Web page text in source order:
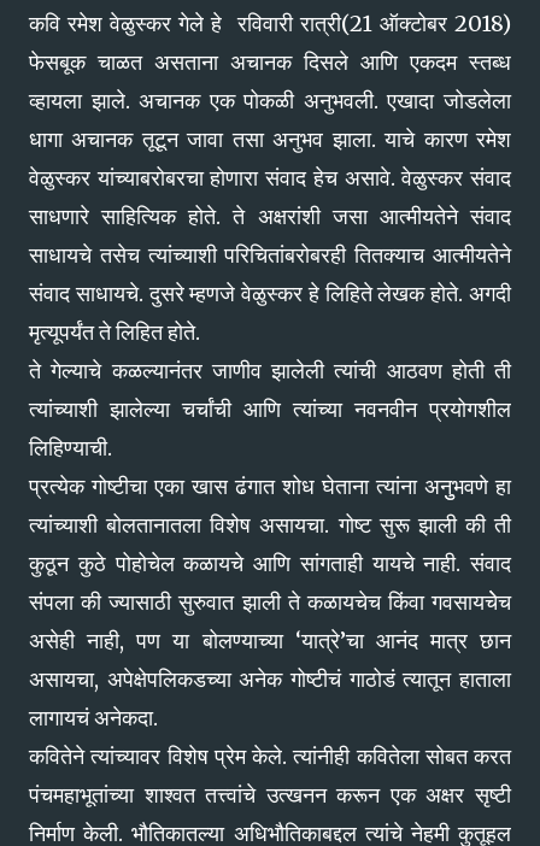
कवि रमेश वेळुस्कर गेले हे रविवारी रात्री(21 ऑक्टोबर 2018)
फेसबूक चाळत असताना अचानक दिसले आणि एकदम स्तब्ध
व्हायला झाले. अचानक एक पोकळी अनुभवली. एखादा जोडलेला
धागा अचानक तूटून जावा तसा अनुभव झाला. याचे कारण रमेश
वेळुस्कर यांच्याबरोबरचा होणारा संवाद हेच असावे. वेळुस्कर संवाद
साधणारे साहित्यिक होते. ते अक्षरांशी जसा आत्मीयतेने संवाद
साधायचे तसेच त्यांच्याशी परिचितांबरोबरही तितक्याच आत्मीयतेने
संवाद साधायचे. दुसरे म्हणजे वेळुस्कर हे लिहिते लेखक होते. अगदी
मृत्यूपर्यंत ते लिहित होते.
ते गेल्याचे कळल्यानंतर जाणीव झालेली त्यांची आठवण होती ती
त्यांच्याशी झालेल्या चर्चांची आणि त्यांच्या नवनवीन प्रयोगशील
लिहिण्याची.
प्रत्येक गोष्टीचा एका खास ढंगात शोध घेताना त्यांना अनुुभवणे हा
त्यांच्याशी बोलतानातला विशेष असायचा. गोष्ट सुरू झाली की ती
कुठून कुठे पोहोचेल कळायचे आणि सांगताही यायचे नाही. संवाद
संपला की ज्यासाठी सुरुवात झाली ते कळायचेच किंवा गवसायचेेच
असेही नाही, पण या बोलण्याच्या ‘यात्रे’चा आनंद मात्र छान
असायचा, अपेक्षेपलिकडच्या अनेक गोष्टीचं गाठोडं त्यातून हाताला
लागायचं अनेकदा.
कवितेने त्यांच्यावर विशेष प्रेम केले. त्यांनीही कवितेला सोबत करत
पंचमहाभूतांच्या शाश्वत तत्त्वांचे उत्खनन करून एक अक्षर सृष्टी
निर्माण केली. भौतिकातल्या अधिभौतिकाबद्दल त्यांचे नेहमी कुतूहल